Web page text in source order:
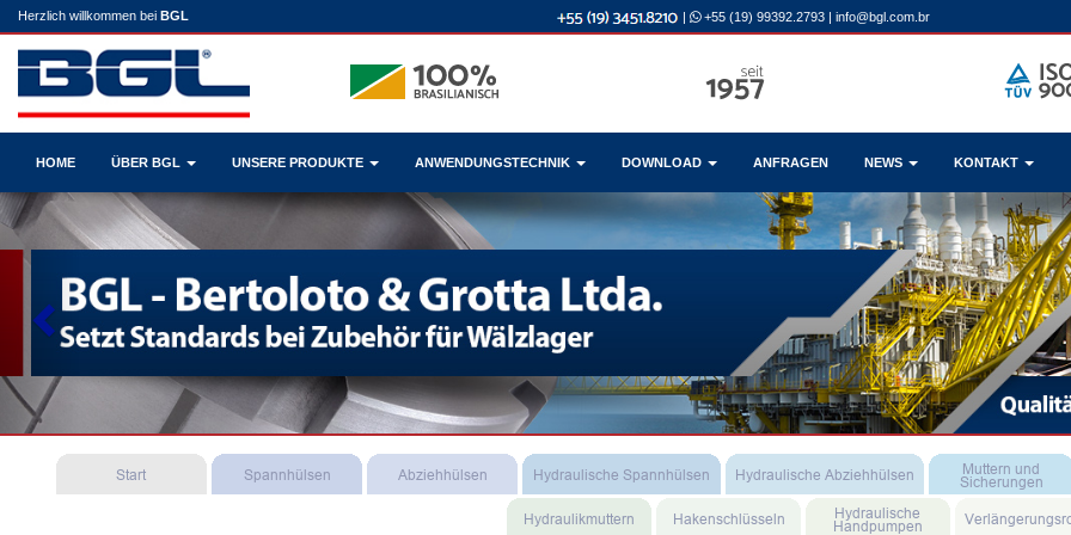
Herzlich willkommen bei BGL | +55 (19) 99392.2793 | info@bgl.com.br
HOME ÜBER BGL UNSERE PRODUKTE ANWENDUNGSTECHNIK DOWNLOAD ANFRAGEN NEWS KONTAKT
Previous